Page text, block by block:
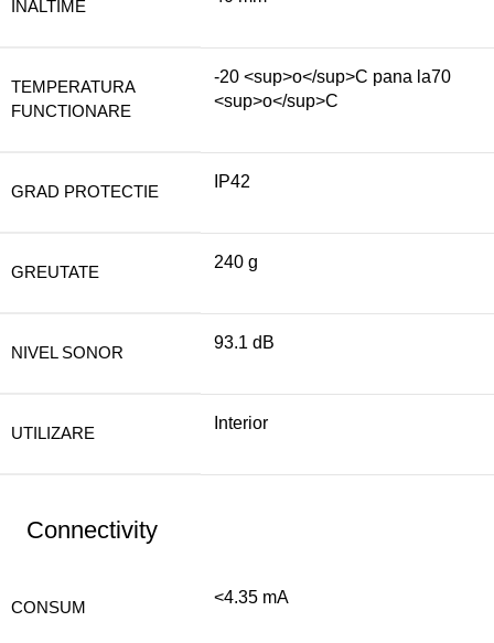
INALTIME
TEMPERATURA
FUNCTIONARE
-20 <sup>o</sup>C pana la70
<sup>o</sup>C
GRAD PROTECTIE
IP42
GREUTATE
240 g
NIVEL SONOR
93.1 dB
UTILIZARE
Interior
Connectivity
CONSUM
<4.35 mA